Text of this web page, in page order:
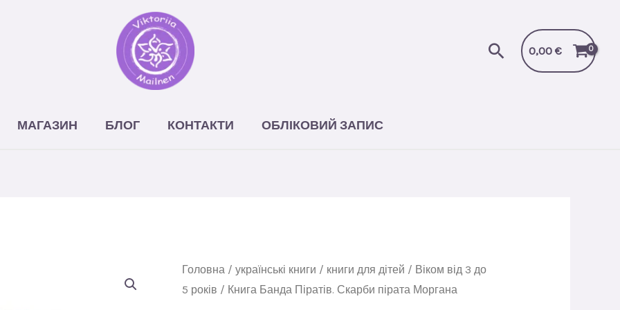
Пошук
0,00 €
МАГАЗИН БЛОГ КОНТАКТИ ОБЛІКОВИЙ ЗАПИС
Головна/ українські книги / книги для дітей / Віком від 3 до
5 років / Книга Банда Піратів. Скарби пірата Моргана